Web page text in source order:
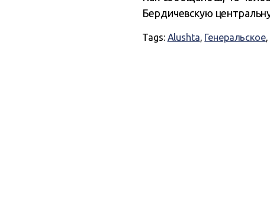
Бердичевскую
Tags: Alushta, Генеральское,